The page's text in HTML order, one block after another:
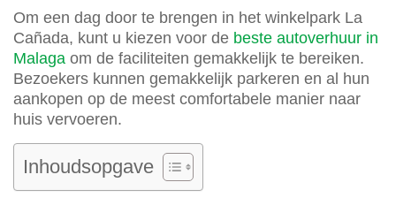
Om een dag door te brengen in het winkelpark La
Cañada, kunt u kiezen voor de beste autoverhuur in
Malaga om de faciliteiten gemakkelijk te bereiken.
Bezoekers kunnen gemakkelijk parkeren en al hun
aankopen op de meest comfortabele manier naar
huis vervoeren.
Inhoudsopgave